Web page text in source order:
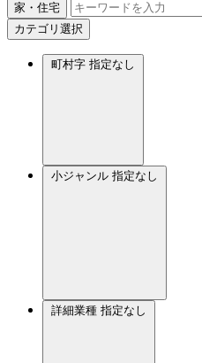
家・住宅
カテゴリ選択
町村字 指定なし
小ジャンル 指定なし
詳細業種 指定なし